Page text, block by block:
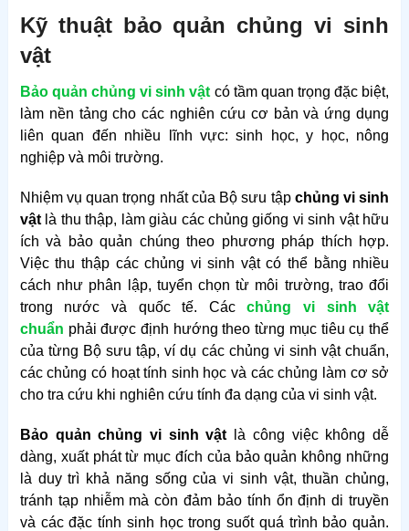
Kỹ thuật bảo quản chủng vi sinh
vật
Bảo quản chủng vi sinh vật có tầm quan trọng đặc biệt,
làm nền tảng cho các nghiên cứu cơ bản và ứng dụng
liên quan đến nhiều lĩnh vực: sinh học, y học, nông
nghiệp và môi trường.
Nhiệm vụ quan trọng nhất của Bộ sưu tập chủng vi sinh
vật là thu thập, làm giàu các chủng giống vi sinh vật hữu
ích và bảo quản chúng theo phương pháp thích hợp.
Việc thu thập các chủng vi sinh vật có thể bằng nhiều
cách như phân lập, tuyển chọn từ môi trường, trao đổi
trong nước và quốc tế. Cácchủng vi sinh vật
chuẩn phải được định hướng theo từng mục tiêu cụ thể
của từng Bộ sưu tập, ví dụ các chủng vi sinh vật chuẩn,
các chủng có hoạt tính sinh học và các chủng làm cơ sở
cho tra cứu khi nghiên cứu tính đa dạng của vi sinh vật.
Bảo quản chủng vi sinh vật là công việc không dễ
dàng, xuất phát từ mục đích của bảo quản không những
là duy trì khả năng sống của vi sinh vật, thuần chủng,
tránh tạp nhiễm mà còn đảm bảo tính ổn định di truyền
và các đặc tính sinh học trong suốt quá trình bảo quản.